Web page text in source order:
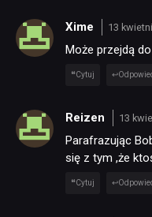
Xime 13
Może przejdą
Cytuj
Reizen 13
Parafrazując
się z tym ,że
Cytuj